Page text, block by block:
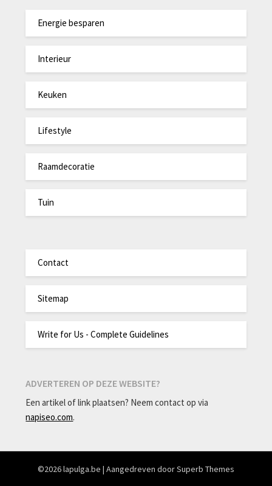
Energie besparen
Interieur
Keuken
Lifestyle
Raamdecoratie
Tuin
Contact
Sitemap
Write for Us - Complete Guidelines
ADVERTEREN OP DEZE WEBSITE?
Een artikel of link plaatsen? Neem contact op via
napiseo.com.
©2026 lapulga.be | Aangedreven doorSuperb Themes